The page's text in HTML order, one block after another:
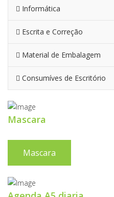
Informática
Escrita e Correção
Material de Embalagem
Consumíves de Escritório
Mascara
Mascara